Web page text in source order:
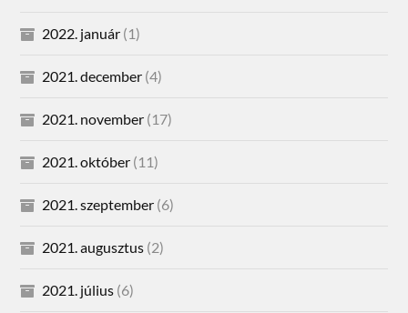
2022. január (1)
2021. december (4)
2021. november (17)
2021. október (11)
2021. szeptember (6)
2021. augusztus (2)
2021. július (6)